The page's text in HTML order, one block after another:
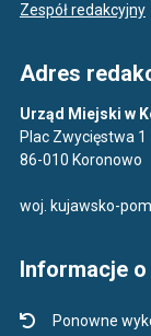
Zespół redakcyjny
Adres
Urząd Miejski w
Plac Zwycięstwa 1
86-010 Koronowo
woj. kujawsko-
Informacje
Ponowne